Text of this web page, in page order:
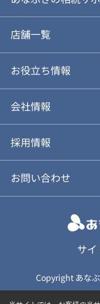
あなぶきの買取
仲介と買取のメリ
動画やパンフレット
購入の流れ
購入前も後も安心サ
お気に入り
店舗一覧
お役立ち情報
不動産Q&A
アルファジャーナル
会社情報
会社概要
スタッフ紹介
個人情報保護方針
カスタマーハラス
保険募集（勧誘）
採用情報
新卒採用について
キャリア採用につい
応募に関する個人
お問い合わせ
サ
Copyright あな